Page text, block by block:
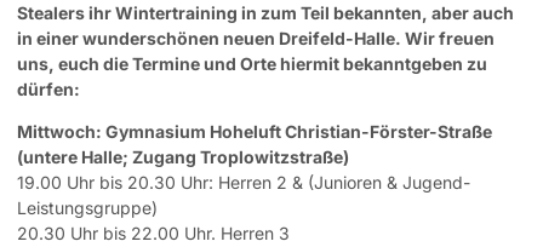
Stealers ihr Wintertraining in zum Teil bekannten, aber auch
in einer wunderschönen neuen Dreifeld-Halle. Wir freuen
uns, euch die Termine und Orte hiermit bekanntgeben zu
dürfen:
Mittwoch: Gymnasium Hoheluft Christian-Förster-Straße
(untere Halle; Zugang Troplowitzstraße)
19.00 Uhr bis 20.30 Uhr: Herren 2 & (Junioren & Jugend-
Leistungsgruppe)
20.30 Uhr bis 22.00 Uhr. Herren 3